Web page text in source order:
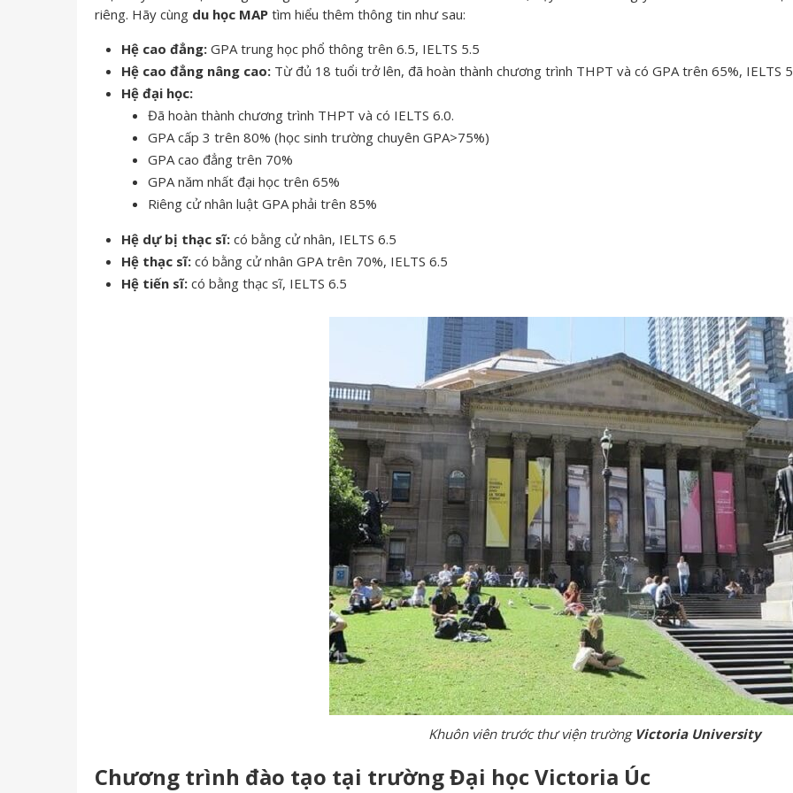
riêng. Hãy cùng du học MAP tìm hiểu thêm thông tin như sau:
Hệ cao đẳng: GPA trung học phổ thông trên 6.5, IELTS 5.5
Hệ cao đẳng nâng cao: Từ đủ 18 tuổi trở lên, đã hoàn thành chương trình THPT và có GPA trên 65%, IELTS
Hệ đại học:
Đã hoàn thành chương trình THPT và có IELTS 6.0.
GPA cấp 3 trên 80% (học sinh trường chuyên GPA>75%)
GPA cao đẳng trên 70%
GPA năm nhất đại học trên 65%
Riêng cử nhân luật GPA phải trên 85%
Hệ dự bị thạc sĩ: có bằng cử nhân, IELTS 6.5
Hệ thạc sĩ: có bằng cử nhân GPA trên 70%, IELTS 6.5
Hệ tiến sĩ: có bằng thạc sĩ, IELTS 6.5
Khuôn viên trước thư viện trường Victoria University
Chương trình đào tạo tại trường Đại học Victoria Úc